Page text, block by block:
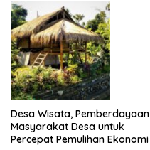
Desa Wisata, Pemberdayaan
Masyarakat Desa untuk
Percepat Pemulihan Ekonomi